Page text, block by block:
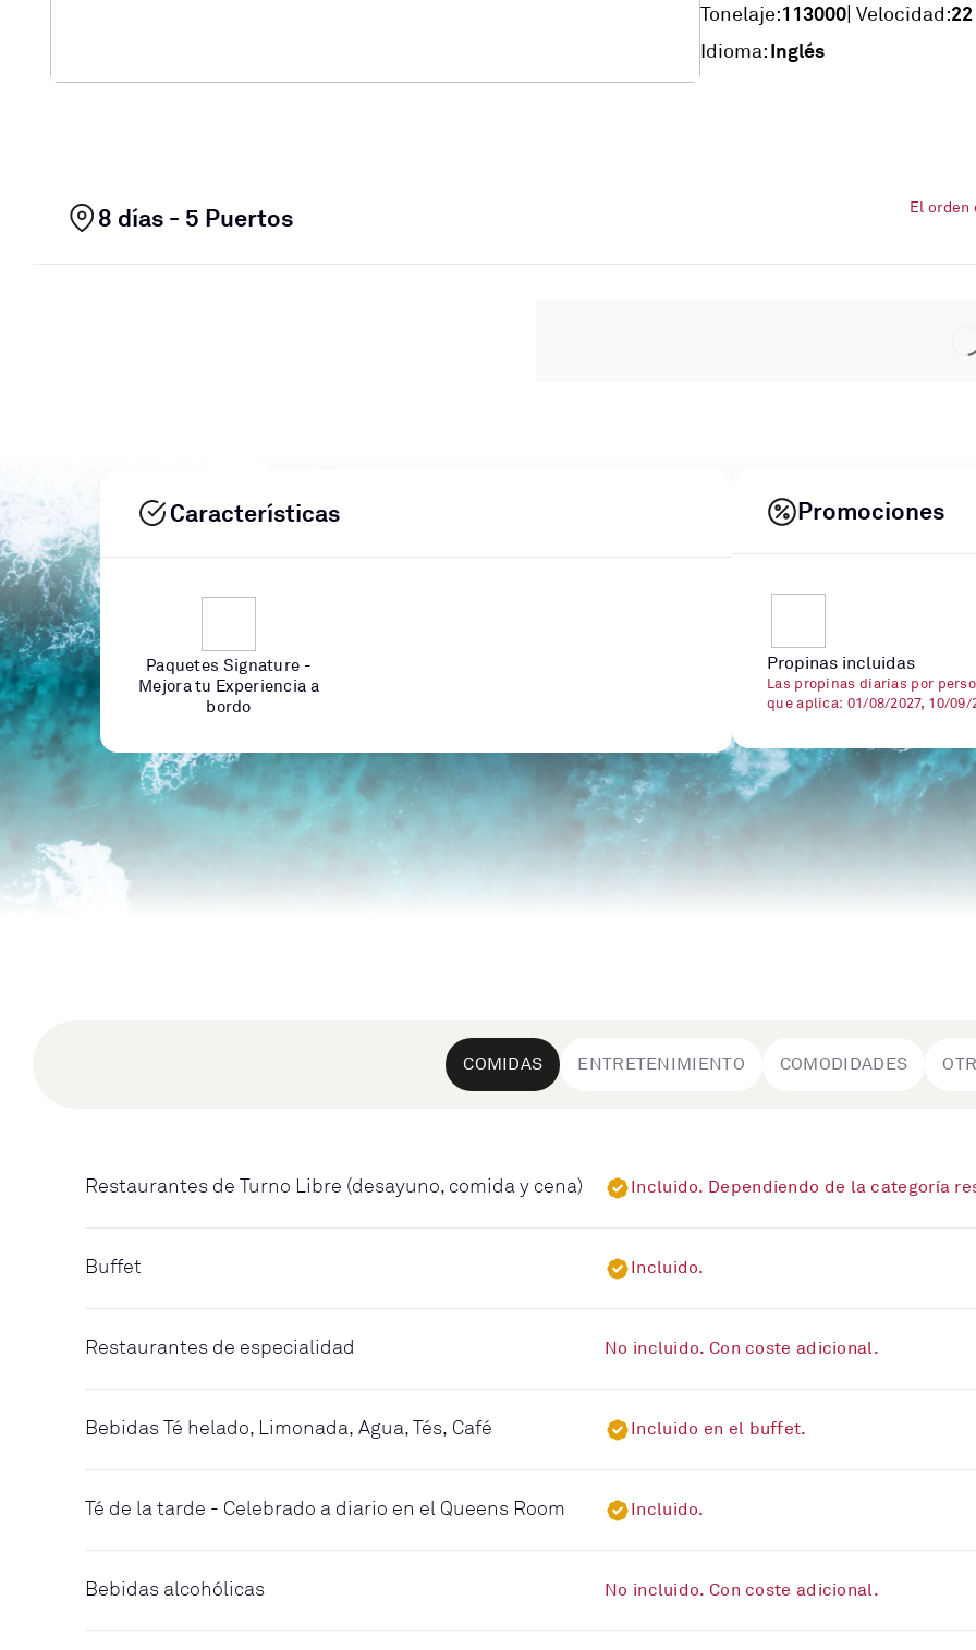
Tonelaje:113000| Velocidad:22
Idioma:Inglés
8 días - 5 Puertos
El orden
Características
Paquetes Signature -
Mejora tu Experiencia a
bordo
Promociones
Propinas incluidas
Las propinas diarias por
que aplica: 01/08/2027, 10/09/
COMIDAS ENTRETENIMIENTO COMODIDADES
Restaurantes de Turno Libre (desayuno, comida y cena) Incluido. Dependiendo de la categoría
Buffet Incluido.
Restaurantes de especialidad No incluido. Con coste adicional.
Bebidas Té helado, Limonada, Agua, Tés, Café Incluido en el buffet.
Té de la tarde - Celebrado a diario en el Queens Room Incluido.
Bebidas alcohólicas No incluido. Con coste adicional.